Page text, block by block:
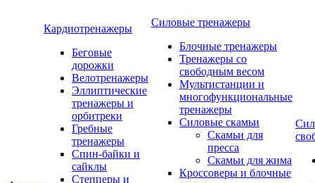
Кардиотренажеры
Беговые
дорожки
Велотренажеры
Эллиптические
тренажеры и
орбитреки
Гребные
тренажеры
Спин-байки и
сайклы
Степперы и
Силовые тренажеры
Блочные тренажеры
Тренажеры со
свободным весом
Мультистанции и
многофункциональные
тренажеры
Силовые скамьи
Скамьи для
пресса
Скамьи для жима
Кроссоверы и блочные